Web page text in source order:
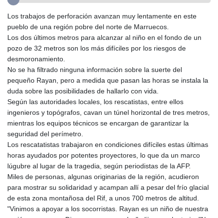
GYD 241.157003
HKD 9.067746
HNL 30.895616
HRK 7.536622
HUF 363.096405
IDR 20580.370421
ILS 3.468234
IMP 0.8566
INR 110.076256
IQD 1509.981237
1590322.371805
ISK 142.598215
JEP 0.8566
JMD 183.057725
JOD 0.819746
JPY 182.445186
KES 149.158147
Los trabajos de perforación avanzan muy lentamente en este
pueblo de una región pobre del norte de Marruecos.
Los dos últimos metros para alcanzar al niño en el fondo de un
pozo de 32 metros son los más difíciles por los riesgos de
desmoronamiento.
No se ha filtrado ninguna información sobre la suerte del
pequeño Rayan, pero a medida que pasan las horas se instala la
duda sobre las posibilidades de hallarlo con vida.
Según las autoridades locales, los rescatistas, entre ellos
ingenieros y topógrafos, cavan un túnel horizontal de tres metros,
mientras los equipos técnicos se encargan de garantizar la
seguridad del perímetro.
Los rescatatistas trabajaron en condiciones difíciles estas últimas
horas ayudados por potentes proyectores, lo que da un marco
lúgubre al lugar de la tragedia, según periodistas de la AFP.
Miles de personas, algunas originarias de la región, acudieron
para mostrar su solidaridad y acampan allí a pesar del frío glacial
de esta zona montañosa del Rif, a unos 700 metros de altitud.
"Vinimos a apoyar a los socorristas. Rayan es un niño de nuestra